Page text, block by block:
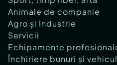
Animale de companie
Agro și Industrie
Servicii
Echipamente
Închiriere bunuri și